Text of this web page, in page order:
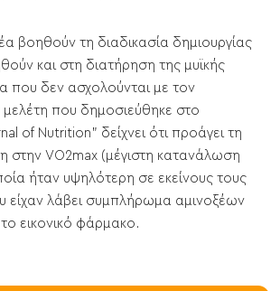
βοηθούν τη διαδικασία δημιουργίας
και στη διατήρηση της μυϊκής
που δεν ασχολούνται με τον
μελέτη που δημοσιεύθηκε στο
of Nutrition" δείχνει ότι προάγει τη
στην VO2max (μέγιστη κατανάλωση
ήταν υψηλότερη σε εκείνους τους
λάβει συμπλήρωμα αμινοξέων
εικονικό φάρμακο.